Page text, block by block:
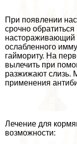
При появлении
срочно
настораживающий
ослабленного
гаймориту. На
вылечить при
разжижают слизь.
применения
Лечение для
возможности: